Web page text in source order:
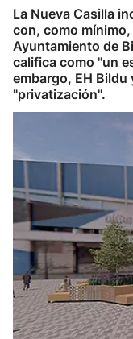
La Nueva Casilla
con, como
Ayuntamiento de
califica como "un
embargo, EH
"privatización".